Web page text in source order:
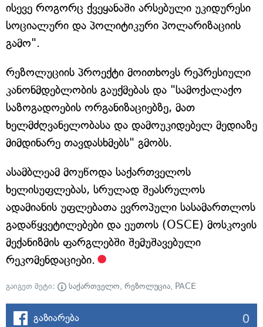
ისევე როგორც ქვეყანაში არსებული უკიდურესი
სოციალური და პოლიტიკური პოლარიზაციის
გამო".
რეზოლუციის პროექტი მოითხოვს რეპრესიული
კანონმდებლობის გაუქმებას და "სამოქალაქო
საზოგადოების ორგანიზაციებზე, მათ
ხელმძღვანელობასა და დამოუკიდებელ მედიაზე
მიმდინარე თავდასხმებს" გმობს.
ასამბლეამ მოუწოდა საქართველოს
ხელისუფლებას, სრულად შეასრულოს
ადამიანის უფლებათა ევროპული სასამართლოს
გადაწყვეტილებები და ეუთოს (OSCE) მოსკოვის
მექანიზმის ფარგლებში შემუშავებული
რეკომენდაციები.
გაიგეთ მეტი: საქართველო, რეზოლუცია, PACE
გაზიარება 0